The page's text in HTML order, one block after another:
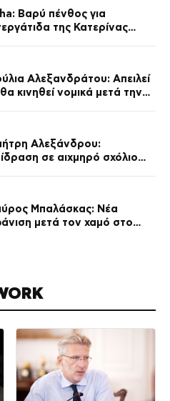
Βαρύ πένθος για
της Κατερίνας
Θεού»
Αλεξανδράτου: Απειλεί
θα κινηθεί νομικά μετά την
Αλεξάνδρου:
σε αιχμηρό σχόλιο
Μπαλάσκας: Νέα
μετά τον χαμό στο